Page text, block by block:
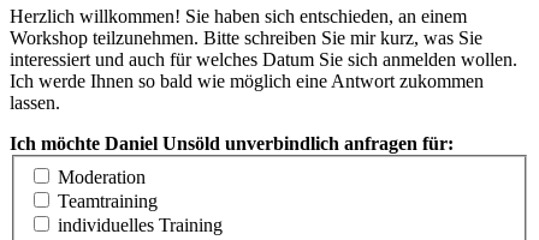
Herzlich willkommen! Sie haben sich entschieden, an einem
Workshop teilzunehmen. Bitte schreiben Sie mir kurz, was Sie
interessiert und auch für welches Datum Sie sich anmelden wollen.
Ich werde Ihnen so bald wie möglich eine Antwort zukommen
lassen.
Ich möchte Daniel Unsöld unverbindlich anfragen für:
Moderation
Teamtraining
individuelles Training